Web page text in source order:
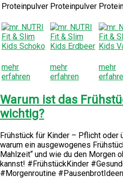
Proteinpulver Proteinpulver
mehr
erfahren
mehr
erfahren
mehr
Warum ist das
wichtig?
Frühstück für Kinder – Pflicht oder
warum ein ausgewogenes
Mahlzeit“ und wie du den Morgen
kannst! #FrühstückKinder
#Morgenroutine #PausenbrotIdeen